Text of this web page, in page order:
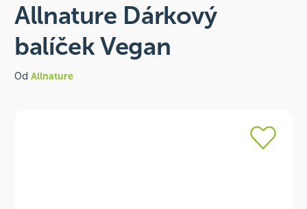
Allnature Dárkový
balíček Vegan
Od Allnature